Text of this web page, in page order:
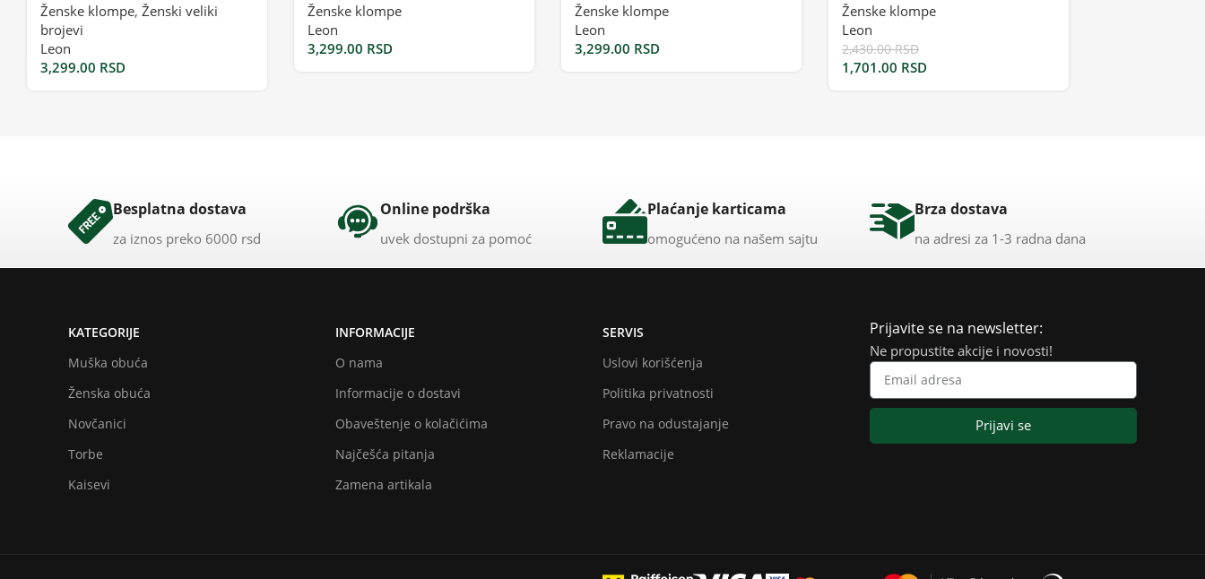
Ženske klompe, Ženski veliki
brojevi
Leon
3,299.00 RSD
Ženske klompe
Leon
3,299.00 RSD
Ženske klompe
Leon
3,299.00 RSD
Ženske klompe
Leon
2,430.00RSD
1,701.00 RSD
Besplatna dostava
za iznos preko 6000 rsd
Online podrška
uvek dostupni za pomoć
Plaćanje karticama
omogućeno na našem sajtu
Brza dostava
na adresi za 1-3 radna dana
KATEGORIJE
Muška obuća
Ženska obuća
Novčanici
Torbe
Kaisevi
INFORMACIJE
O nama
Informacije o dostavi
Obaveštenje o kolačićima
Najčešća pitanja
Zamena artikala
SERVIS
Uslovi korišćenja
Politika privatnosti
Pravo na odustajanje
Reklamacije
Prijavite se na newsletter:
Ne propustite akcije i novosti!
Prijavi se